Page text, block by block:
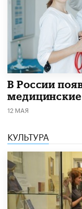
В России
12 МАЯ
КУЛЬТУРА